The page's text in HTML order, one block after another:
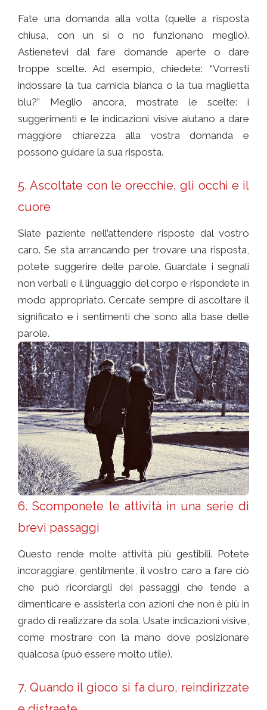
Fate una domanda alla volta (quelle a risposta
chiusa, con un sì o no funzionano meglio).
Astienetevi dal fare domande aperte o dare
troppe scelte. Ad esempio, chiedete: “Vorresti
indossare la tua camicia bianca o la tua maglietta
blu?” Meglio ancora, mostrate le scelte: i
suggerimenti e le indicazioni visive aiutano a dare
maggiore chiarezza alla vostra domanda e
possono guidare la sua risposta.
5. Ascoltate con le orecchie, gli occhi e il
cuore
Siate paziente nell’attendere risposte dal vostro
caro. Se sta arrancando per trovare una risposta,
potete suggerire delle parole. Guardate i segnali
non verbali e il linguaggio del corpo e rispondete in
modo appropriato. Cercate sempre di ascoltare il
significato e i sentimenti che sono alla base delle
parole.
6. Scomponete le attività in una serie di
brevi passaggi
Questo rende molte attività più gestibili. Potete
incoraggiare, gentilmente, il vostro caro a fare ciò
che può ricordargli dei passaggi che tende a
dimenticare e assisterla con azioni che non è più in
grado di realizzare da sola. Usate indicazioni visive,
come mostrare con la mano dove posizionare
qualcosa (può essere molto utile).
7. Quando il gioco si fa duro, reindirizzate